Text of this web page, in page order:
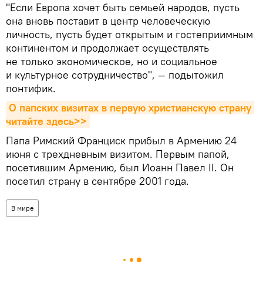
"Если Европа хочет быть семьей народов, пусть
она вновь поставит в центр человеческую
личность, пусть будет открытым и гостеприимным
континентом и продолжает осуществлять
не только экономическое, но и социальное
и культурное сотрудничество", — подытожил
понтифик.
О папских визитах в первую христианскую страну
читайте здесь>>
Папа Римский Франциск прибыл в Армению 24
июня с трехдневным визитом. Первым папой,
посетившим Армению, был Иоанн Павел II. Он
посетил страну в сентябре 2001 года.
В мире